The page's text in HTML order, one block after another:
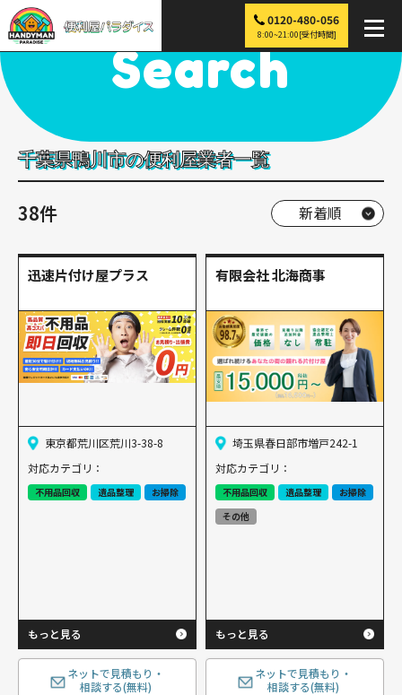
0120-480-056
8:00~21:00[受付時間]
便利屋パラダイス > 探す > 鴨川市
Search
千葉県鴨川市の便利屋業者一覧
38件
迅速片付け屋プラス
東京都荒川区荒川3-38-8
対応カテゴリ：
不用品回収 遺品整理 お掃除
もっと見る
ネットで見積もり・
相談する(無料)
有限会社 北海商事
埼玉県春日部市増戸242-1
対応カテゴリ：
不用品回収 遺品整理
お掃除
その他
もっと見る
ネットで見積もり・
相談する(無料)